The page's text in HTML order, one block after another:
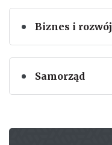
Biznes i rozwój
Samorząd